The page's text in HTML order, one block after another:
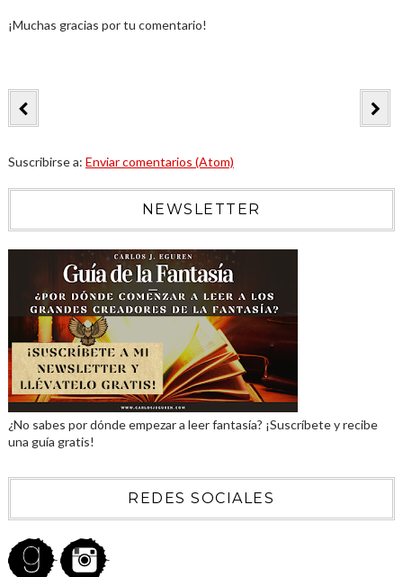
¡Muchas gracias por tu comentario!
Suscribirse a: Enviar comentarios (Atom)
NEWSLETTER
¿No sabes por dónde empezar a leer fantasía? ¡Suscríbete y recibe
una guía gratis!
REDES SOCIALES